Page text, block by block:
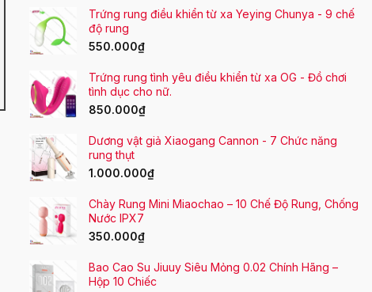
Trứng rung điều khiển từ xa Yeying Chunya - 9 chế
độ rung
550.000₫
Trứng rung tình yêu điều khiển từ xa OG - Đồ chơi
tình dục cho nữ.
850.000₫
Dương vật giả Xiaogang Cannon - 7 Chức năng
rung thụt
1.000.000₫
Chày Rung Mini Miaochao – 10 Chế Độ Rung, Chống
Nước IPX7
350.000₫
Bao Cao Su Jiuuy Siêu Mỏng 0.02 Chính Hãng –
Hộp 10 Chiếc